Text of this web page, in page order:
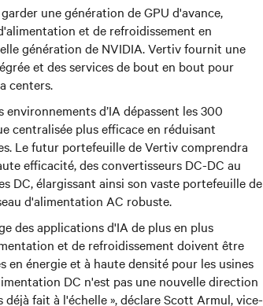
une génération de GPU d'avance,
et de refroidissement en
génération de NVIDIA. Vertiv fournit une
et des services de bout en bout pour
centers.
d’IA dépassent les 300
centralisée plus efficace en réduisant
Le futur portefeuille de Vertiv comprendra
efficacité, des convertisseurs DC-DC au
DC, élargissant ainsi son vaste portefeuille de
d'alimentation AC robuste.
des applications d'IA de plus en plus
et de refroidissement doivent être
énergie et à haute densité pour les usines
DC n'est pas une nouvelle direction
fait à l'échelle », déclare Scott Armul, vice-